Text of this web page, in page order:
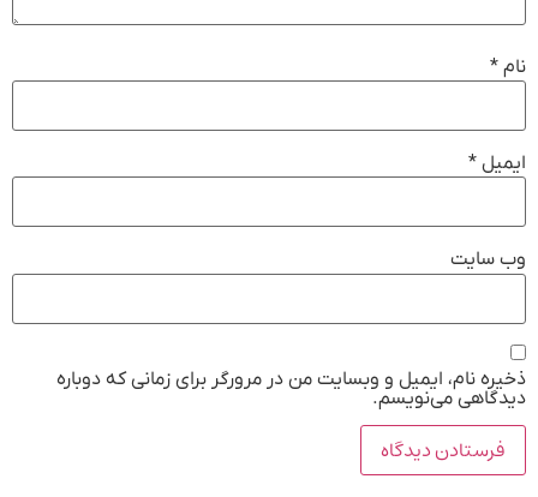
نام *
ایمیل *
وب‌ سایت
ذخیره نام، ایمیل و وبسایت من در مرورگر برای زمانی که دوباره
دیدگاهی می‌نویسم.